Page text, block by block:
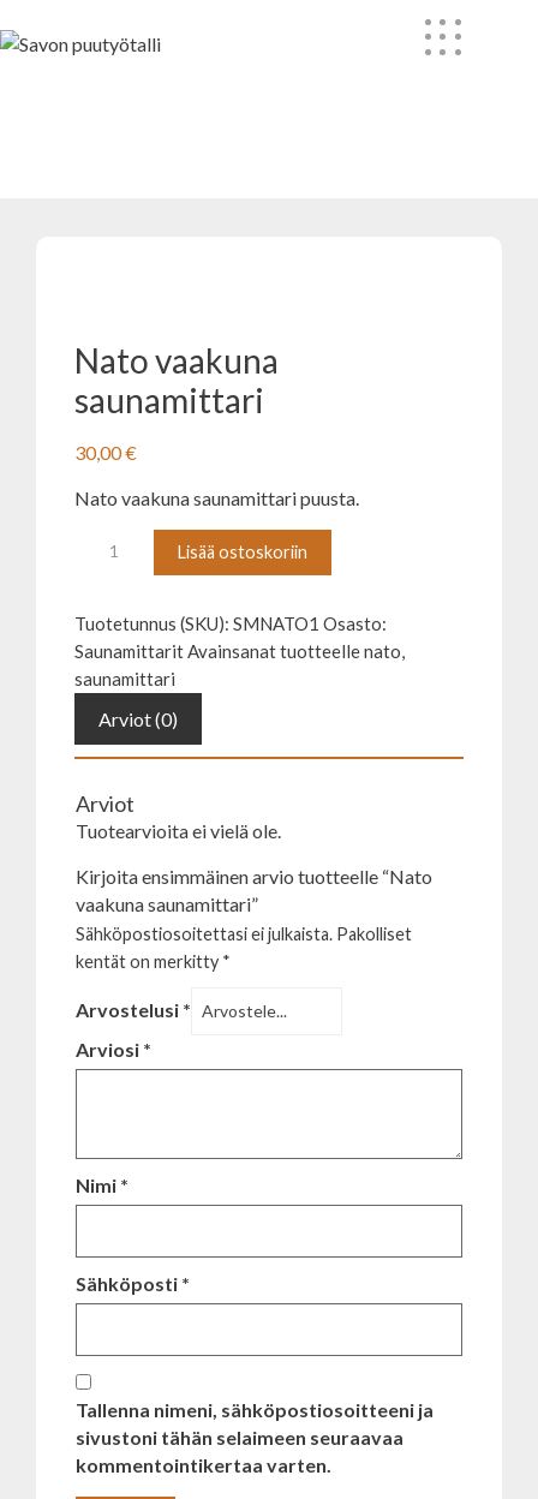
to
Nato vaakuna
saunamittari
30,00€
Nato vaakuna saunamittari puusta.
Nato
määrä
Lisää ostoskoriin
Tuotetunnus (SKU): SMNATO1 Osasto:
SaunamittaritAvainsanat tuotteellenato,
saunamittari
Arviot (0)
Arviot
Tuotearvioita ei vielä ole.
Kirjoita ensimmäinen arvio tuotteelle “Nato
vaakuna saunamittari”
Sähköpostiosoitettasi ei julkaista. Pakolliset
kentät on merkitty *
Arvostelusi *
Arviosi *
Nimi *
Sähköposti *
Tallenna nimeni, sähköpostiosoitteeni ja
sivustoni tähän selaimeen seuraavaa
kommentointikertaa varten.